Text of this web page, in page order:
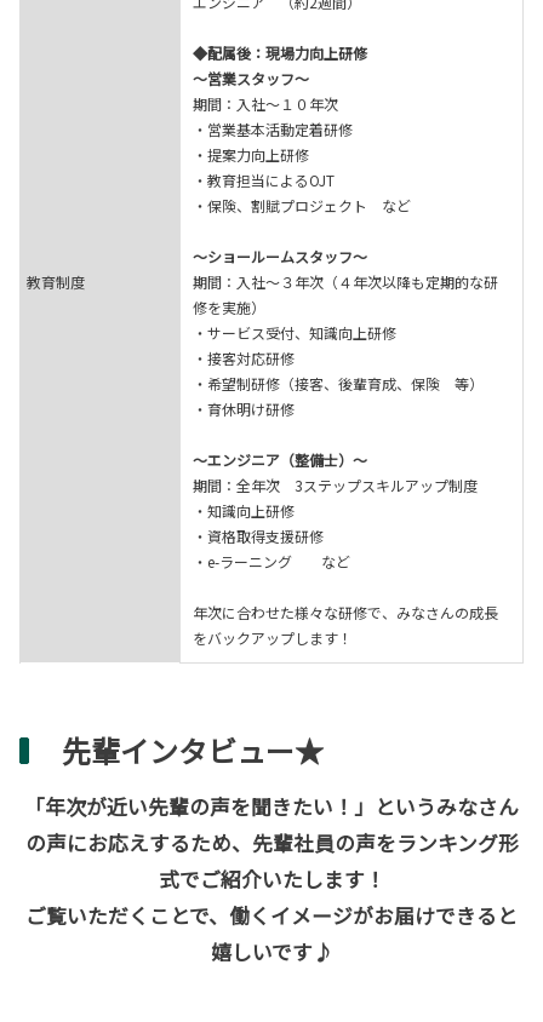
教育制度
◆配属後：現場力向上研修
～営業スタッフ～
期間：入社～１０年次
・営業基本活動定着研修
・提案力向上研修
・教育担当によるOJT
・保険、割賦プロジェクト など
～ショールームスタッフ～
期間：入社～３年次（４年次以降も定期的な研
修を実施）
・サービス受付、知識向上研修
・接客対応研修
・希望制研修（接客、後輩育成、保険 等）
・育休明け研修
～エンジニア（整備士）～
期間：全年次 3ステップスキルアップ制度
・知識向上研修
・資格取得支援研修
・e-ラーニング など
年次に合わせた様々な研修で、みなさんの成長
をバックアップします！
先輩インタビュー★
「年次が近い先輩の声を聞きたい！」というみなさん
の声にお応えするため、先輩社員の声をランキング形
式でご紹介いたします！
ご覧いただくことで、働くイメージがお届けできると
嬉しいです♪